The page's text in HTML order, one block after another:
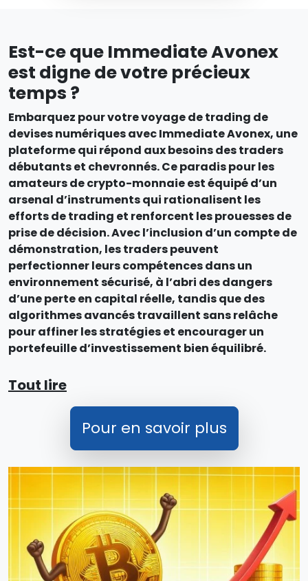
Est-ce que Immediate Avonex
est digne de votre précieux
temps ?
Embarquez pour votre voyage de trading de
devises numériques avec Immediate Avonex, une
plateforme qui répond aux besoins des traders
débutants et chevronnés. Ce paradis pour les
amateurs de crypto-monnaie est équipé d’un
arsenal d’instruments qui rationalisent les
efforts de trading et renforcent les prouesses de
prise de décision. Avec l’inclusion d’un compte de
démonstration, les traders peuvent
perfectionner leurs compétences dans un
environnement sécurisé, à l’abri des dangers
d’une perte en capital réelle, tandis que des
algorithmes avancés travaillent sans relâche
pour affiner les stratégies et encourager un
portefeuille d’investissement bien équilibré.
Tout lire
Pour en savoir plus